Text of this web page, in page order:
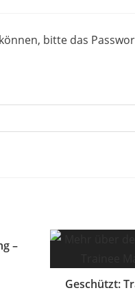
bitte das
–
Geschützt: